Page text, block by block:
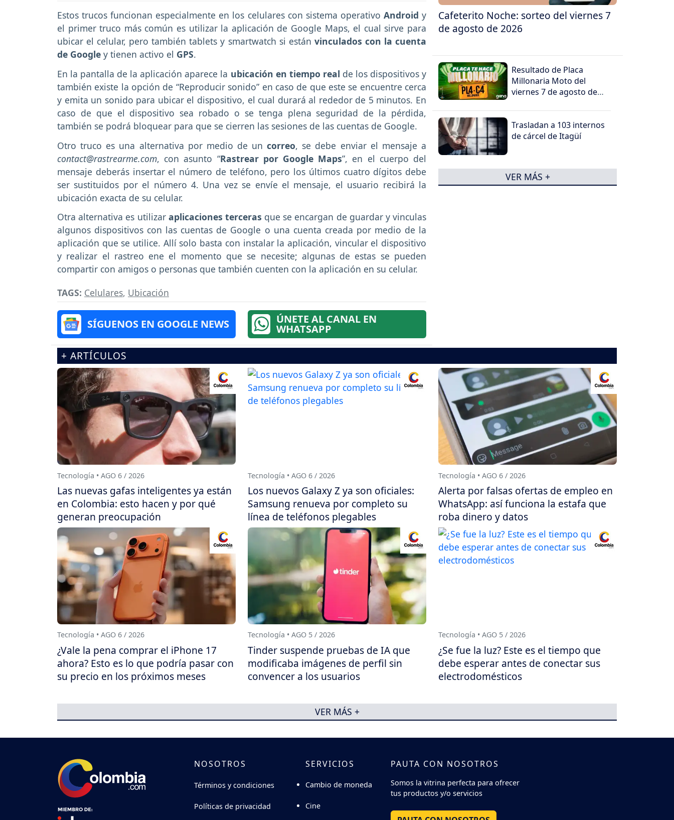
Estos trucos funcionan especialmente en los celulares con sistema operativo Androidy
el primer truco más común es utilizar la aplicación de Google Maps, el cual sirve para
ubicar el celular, pero también tablets y smartwatch si están vinculados con la cuenta
de Google y tienen activo el GPS.
En la pantalla de la aplicación aparece la ubicación en tiempo real de los dispositivos y
también existe la opción de “Reproducir sonido” en caso de que este se encuentre cerca
y emita un sonido para ubicar el dispositivo, el cual durará al rededor de 5 minutos. En
caso de que el dispositivo sea robado o se tenga plena seguridad de la pérdida,
también se podrá bloquear para que se cierren las sesiones de las cuentas de Google.
Otro truco es una alternativa por medio de uncorreo, se debe enviar el mensaje a
contact@rastrearme.com, con asunto “Rastrear por Google Maps”, en el cuerpo del
mensaje deberás insertar el número de teléfono, pero los últimos cuatro dígitos debe
ser sustituidos por el número 4. Una vez se envíe el mensaje, el usuario recibirá la
ubicación exacta de su celular.
Otra alternativa es utilizar aplicaciones terceras que se encargan de guardar y vinculas
algunos dispositivos con las cuentas de Google o una cuenta creada por medio de la
aplicación que se utilice. Allí solo basta con instalar la aplicación, vincular el dispositivo
y realizar el rastreo ene el momento que se necesite; algunas de estas se pueden
compartir con amigos o personas que también cuenten con la aplicación en su celular.
TAGS: Celulares, Ubicación
SÍGUENOS EN GOOGLE NEWS ÚNETE AL CANAL EN
WHATSAPP
Cafeterito Noche: sorteo del viernes 7
de agosto de 2026
Resultado de Placa
Millonaria Moto del
viernes 7 de agosto de
Trasladan a 103 internos
de cárcel de Itagüí
VER MÁS +
+ ARTÍCULOS
Tecnología • AGO 6 / 2026
Las nuevas gafas inteligentes ya están
en Colombia: esto hacen y por qué
generan preocupación
Tecnología • AGO 6 / 2026
Los nuevos Galaxy Z ya son oficiales:
Samsung renueva por completo su
línea de teléfonos plegables
Tecnología • AGO 6 / 2026
Alerta por falsas ofertas de empleo en
WhatsApp: así funciona la estafa que
roba dinero y datos
Tecnología • AGO 6 / 2026
¿Vale la pena comprar el iPhone 17
ahora? Esto es lo que podría pasar con
su precio en los próximos meses
Tecnología • AGO 5 / 2026
Tinder suspende pruebas de IA que
modificaba imágenes de perfil sin
convencer a los usuarios
Tecnología • AGO 5 / 2026
¿Se fue la luz? Este es el tiempo que
debe esperar antes de conectar sus
electrodomésticos
VER MÁS +
NOSOTROS
Términos y condiciones
Políticas de privacidad
SERVICIOS
Cambio de moneda
Cine
PAUTA CON NOSOTROS
Somos la vitrina perfecta para ofrecer
tus productos y/o servicios